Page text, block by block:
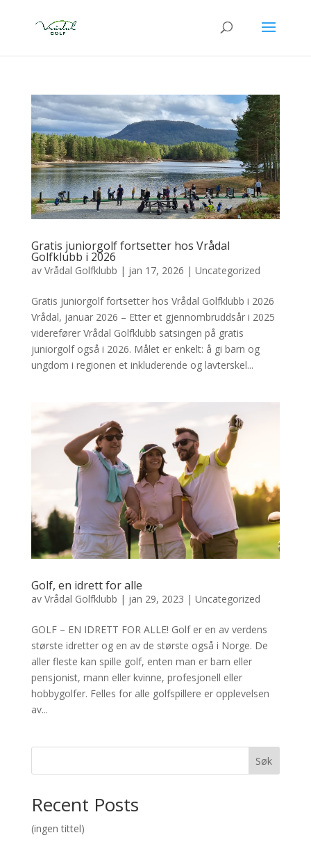
Gratis juniorgolf fortsetter hos Vrådal
Golfklubb i 2026
av Vrådal Golfklubb | jan 17, 2026 | Uncategorized
Gratis juniorgolf fortsetter hos Vrådal Golfklubb i 2026
Vrådal, januar 2026 – Etter et gjennombruddsår i 2025
viderefører Vrådal Golfklubb satsingen på gratis
juniorgolf også i 2026. Målet er enkelt: å gi barn og
ungdom i regionen et inkluderende og lavterskel...
Golf, en idrett for alle
av Vrådal Golfklubb | jan 29, 2023 | Uncategorized
GOLF – EN IDRETT FOR ALLE! Golf er en av verdens
største idretter og en av de største også i Norge. De
aller fleste kan spille golf, enten man er barn eller
pensjonist, mann eller kvinne, profesjonell eller
hobbygolfer. Felles for alle golfspillere er opplevelsen
av...
Søk
Recent Posts
(ingen tittel)